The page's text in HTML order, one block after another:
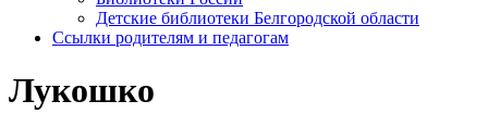
Детские библиотеки Белгородской области
Ссылки родителям и педагогам
Лукошко